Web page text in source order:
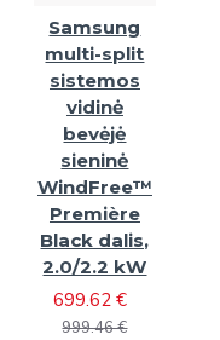
Samsung
multi-split
sistemos
vidinė
bevėjė
sieninė
WindFree™
Première
Black dalis,
2.0/2.2 kW
699.62 €
999.46 €